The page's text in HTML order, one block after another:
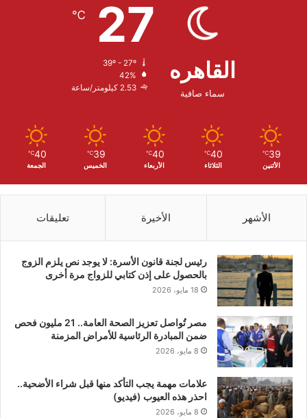
القاهره
سماء صافية
27
℃
42%
2.53 كيلومتر/ساعة
39
℃
الأثنين
40
℃
الثلاثاء
40
℃
الأربعاء
39
℃
الخميس
40
℃
الجمعة
الأشهر الأخيرة تعليقات
رئيس لجنة قانون الأسرة: لا يوجد نص يلزم الزوج
بالحصول على إذن كتابي للزواج مرة أخرى
18 مايو، 2026
مصر تُواصل تعزيز الصحة العامة.. 21 مليون فحص
ضمن المبادرة الرئاسية للأمراض المزمنة
8 مايو، 2026
علامات مهمة يجب التأكد منها قبل شراء الأضحية..
احذر هذه العيوب (فيديو)
8 مايو، 2026